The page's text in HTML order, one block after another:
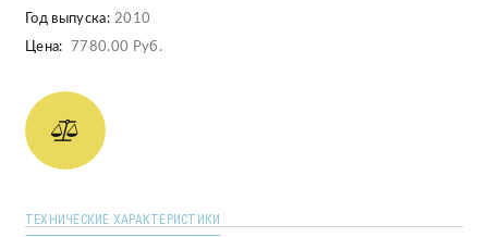
Год выпуска: 2010
Цена:
7780.00 Руб.
ТЕХНИЧЕСКИЕ ХАРАКТЕРИСТИКИ